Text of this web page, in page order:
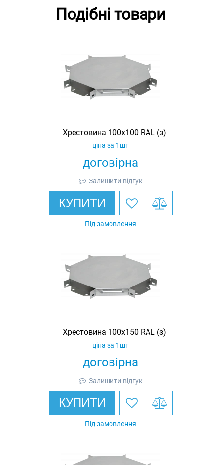
Подібні товари
Хрестовина 100х100 RAL (з)
договірна
ціна за 1шт
Залишити відгук
КУПИТИ
Під замовлення
Хрестовина 100х150 RAL (з)
договірна
ціна за 1шт
Залишити відгук
КУПИТИ
Під замовлення